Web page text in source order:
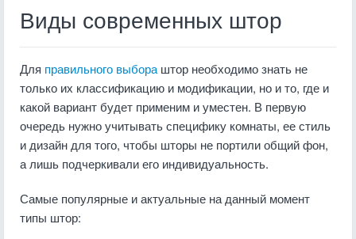
Виды современных штор
Для правильного выбора штор необходимо знать не
только их классификацию и модификации, но и то, где и
какой вариант будет применим и уместен. В первую
очередь нужно учитывать специфику комнаты, ее стиль
и дизайн для того, чтобы шторы не портили общий фон,
а лишь подчеркивали его индивидуальность.
Самые популярные и актуальные на данный момент
типы штор: